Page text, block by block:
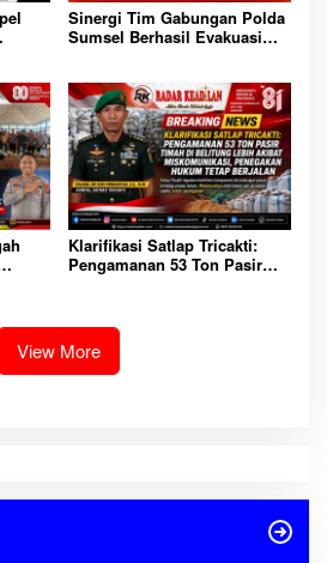
Sinergi Tim Gabungan Polda
Sumsel Berhasil Evakuasi
OKI
Klarifikasi Satlap Tricakti:
Pengamanan 53 Ton Pasir
Penegakan Hukum Tetap
Berjalan
View More